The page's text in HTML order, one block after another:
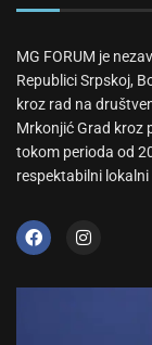
MG FORUM je
Republici Srpskoj,
kroz rad na
Mrkonjić Grad kroz
tokom perioda od
respektabilni lokalni